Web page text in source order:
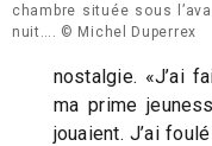
chambre située sous
nuit…. © Michel Duperrex
nostalgie. «J’ai
ma prime
jouaient. J’ai